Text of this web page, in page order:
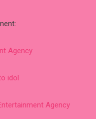
Agency
idol
Agency